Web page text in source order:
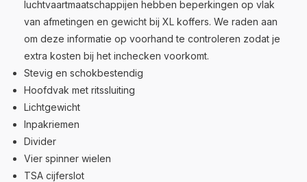
luchtvaartmaatschappijen hebben beperkingen op vlak
van afmetingen en gewicht bij XL koffers. We raden aan
om deze informatie op voorhand te controleren zodat je
extra kosten bij het inchecken voorkomt.
Stevig en schokbestendig
Hoofdvak met ritssluiting
Lichtgewicht
Inpakriemen
Divider
Vier spinner wielen
TSA cijferslot